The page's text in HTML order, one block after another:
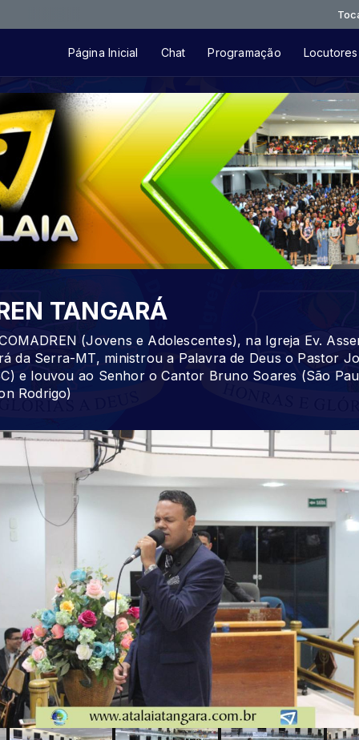
Tocando
Página Inicial Chat Programação Locutores
TANGARÁ
(Jovens e Adolescentes), na Igreja Ev.
da Serra-MT, ministrou a Palavra de Deus o Pastor
e louvou ao Senhor o Cantor Bruno Soares (São
Rodrigo)